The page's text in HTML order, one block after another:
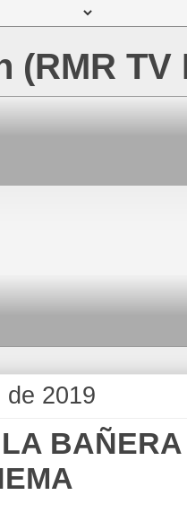
(RMR TV
de 2019